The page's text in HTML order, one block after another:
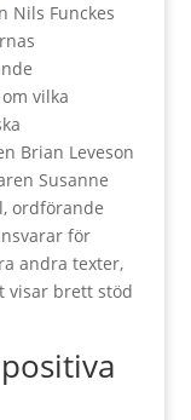
Nils Funckes
vilka
Brian Leveson
Susanne
ordförande
för
andra texter,
visar brett stöd